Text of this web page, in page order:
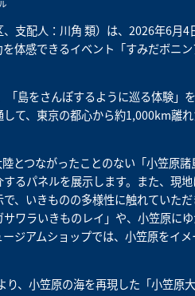
支配人：川角 類）は、2026年6月
を体感できるイベント「すみだボニ
「島をさんぽするように巡る体験
して、東京の都心から約1,000km離
とつながったことのない「小笠原
るパネルを展示します。また、現
、いきものの多様性に触れていた
ワラいきものレイ」や、小笠原に
ジアムショップでは、小笠原をイ
、小笠原の海を再現した「小笠原